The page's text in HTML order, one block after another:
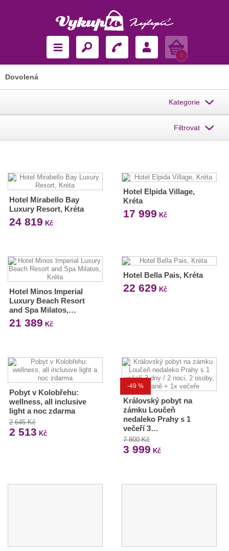
Košík
0
Dovolená
Kategorie
Filtrovat
Hotel Mirabello Bay
Luxury Resort, Kréta
24 819 Kč
Hotel Elpida Village,
Kréta
17 999 Kč
Hotel Minos Imperial
Luxury Beach Resort
and Spa Milatos,…
21 389 Kč
Hotel Bella Pais, Kréta
22 629 Kč
Pobyt v Kolobřehu:
wellness, all inclusive
light a noc zdarma
2 645 Kč
2 513 Kč
-49 %
Královský pobyt na
zámku Loučeň
nedaleko Prahy s 1
večeří 3…
7 800 Kč
3 999 Kč